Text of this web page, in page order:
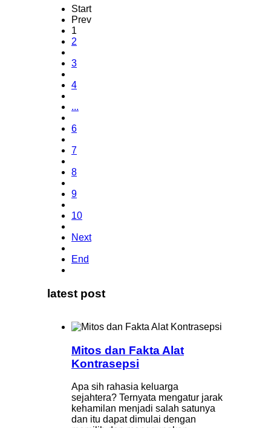
Start
Prev
1
2
3
4
...
6
7
8
9
10
Next
End
latest post
Mitos dan Fakta Alat
Kontrasepsi
Apa sih rahasia keluarga
sejahtera? Ternyata mengatur jarak
kehamilan menjadi salah satunya
dan itu dapat dimulai dengan